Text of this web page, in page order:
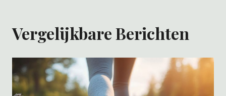
Vergelijkbare Berichten